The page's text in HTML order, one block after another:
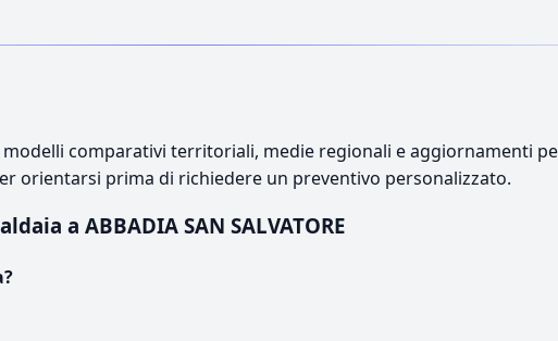
comparativi territoriali, medie regionali e aggiornamenti
orientarsi prima di richiedere un preventivo personalizzato.
a ABBADIA SAN SALVATORE